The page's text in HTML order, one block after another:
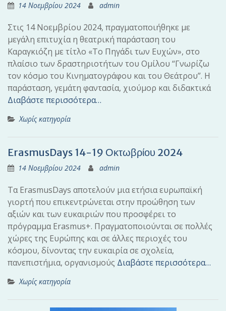
14 Νοεμβρίου 2024 admin
Στις 14 Νοεμβρίου 2024, πραγματοποιήθηκε με
μεγάλη επιτυχία η θεατρική παράσταση του
Καραγκιόζη με τίτλο «Το Πηγάδι των Ευχών», στο
πλαίσιο των δραστηριοτήτων του Ομίλου “Γνωρίζω
τον κόσμο του Κινηματογράφου και του Θεάτρου”. Η
παράσταση, γεμάτη φαντασία, χιούμορ και διδακτικά
Διαβάστε περισσότερα…
Χωρίς κατηγορία
ErasmusDays 14-19 Οκτωβρίου 2024
14 Νοεμβρίου 2024 admin
Τα ErasmusDays αποτελούν μια ετήσια ευρωπαϊκή
γιορτή που επικεντρώνεται στην προώθηση των
αξιών και των ευκαιριών που προσφέρει το
πρόγραμμα Erasmus+. Πραγματοποιούνται σε πολλές
χώρες της Ευρώπης και σε άλλες περιοχές του
κόσμου, δίνοντας την ευκαιρία σε σχολεία,
πανεπιστήμια, οργανισμούς Διαβάστε περισσότερα…
Χωρίς κατηγορία